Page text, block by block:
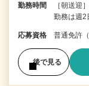
勤務時間
［朝送迎
勤務は週2
応募資格 普通免許
後で見る